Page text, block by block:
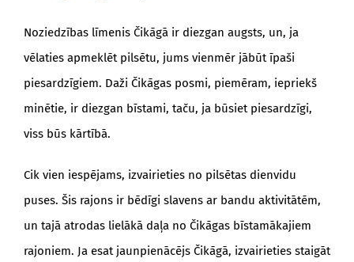
Noziedzības līmenis Čikāgā ir diezgan augsts, un, ja
vēlaties apmeklēt pilsētu, jums vienmēr jābūt īpaši
piesardzīgiem. Daži Čikāgas posmi, piemēram, iepriekš
minētie, ir diezgan bīstami, taču, ja būsiet piesardzīgi,
viss būs kārtībā.
Cik vien iespējams, izvairieties no pilsētas dienvidu
puses. Šis rajons ir bēdīgi slavens ar bandu aktivitātēm,
un tajā atrodas lielākā daļa no Čikāgas bīstamākajiem
rajoniem. Ja esat jaunpienācējs Čikāgā, izvairieties staigāt